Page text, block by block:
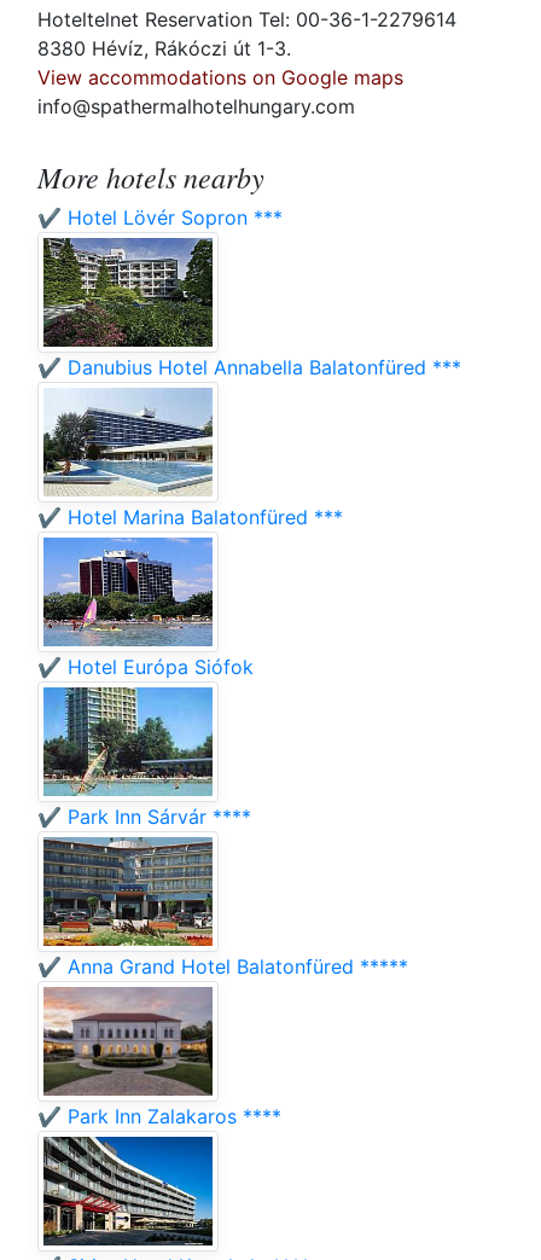
Hoteltelnet Reservation Tel: 00-36-1-2279614
8380 Hévíz, Rákóczi út 1-3.
View accommodations on Google maps
info@spathermalhotelhungary.com
More hotels nearby
✔️ Hotel Lövér Sopron ***
✔️ Danubius Hotel Annabella Balatonfüred ***
✔️ Hotel Marina Balatonfüred ***
✔️ Hotel Európa Siófok
✔️ Park Inn Sárvár ****
✔️ Anna Grand Hotel Balatonfüred *****
✔️ Park Inn Zalakaros ****